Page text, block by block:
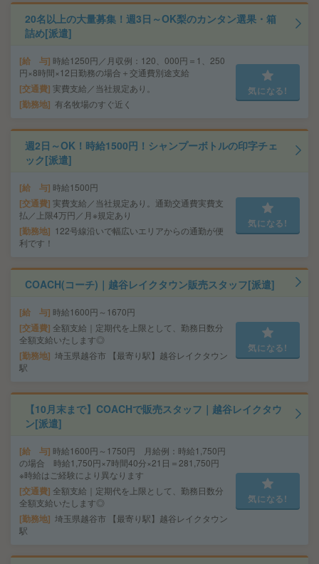
20名以上の大量募集！週3日～OK梨のカンタン選果・箱
詰め[派遣]
給 与 時給1250円／月収例：120、000円＝1、250
円×8時間×12日勤務の場合＋交通費別途支給
交通費 実費支給／当社規定あり。
勤務地 有名牧場のすぐ近く
気になる!
週2日～OK！時給1500円！シャンプーボトルの印字チェ
ック[派遣]
給 与 時給1500円
交通費 実費支給／当社規定あり。通勤交通費実費支
払／上限4万円／月※規定あり
勤務地
122号線沿いで幅広いエリアからの通勤が便
利です！
気になる!
COACH(コーチ)｜越谷レイクタウン販売スタッフ[派遣]
給 与 時給1600円～1670円
交通費 全額支給｜定期代を上限として、勤務日数分
全額支給いたします◎
勤務地 埼玉県越谷市 【最寄り駅】越谷レイクタウン
駅
気になる!
【10月末まで】COACHで販売スタッフ｜越谷レイクタウ
ン[派遣]
給 与 時給1600円～1750円 月給例：時給1,750円
の場合 時給1,750円×7時間40分×21日＝281,750円
※時給はご経験により異なります
交通費 全額支給｜定期代を上限として、勤務日数分
全額支給いたします◎
勤務地 埼玉県越谷市 【最寄り駅】越谷レイクタウン
駅
気になる!